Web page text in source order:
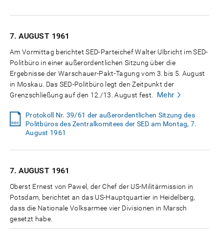
7. AUGUST 1961
Am Vormittag berichtet SED-Parteichef Walter Ulbricht im SED-
Politbüro in einer außerordentlichen Sitzung über die
Ergebnisse der Warschauer-Pakt-Tagung vom 3. bis 5. August
in Moskau. Das SED-Politbüro legt den Zeitpunkt der
Grenzschließung auf den 12./13. August fest.
Mehr
Protokoll Nr. 39/61 der außerordentlichen Sitzung des
Politbüros des Zentralkomitees der SED am Montag, 7.
August 1961
7. AUGUST 1961
Oberst Ernest von Pawel, der Chef der US-Militärmission in
Potsdam, berichtet an das US-Hauptquartier in Heidelberg,
dass die Nationale Volksarmee vier Divisionen in Marsch
gesetzt habe.